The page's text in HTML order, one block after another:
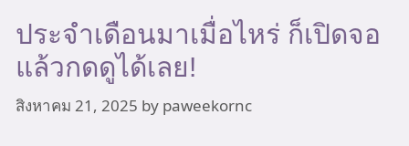
ประจำเดือนมาเมื่อไหร่ ก็เปิดจอ
แล้วกดดูได้เลย!
สิงหาคม 21, 2025 by paweekornc